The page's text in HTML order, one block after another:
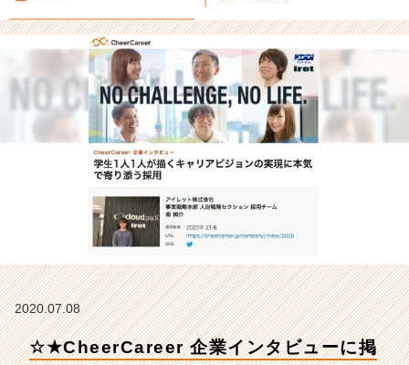
企
業
ン
タ
ビ
ュ
ー
に
掲
載
さ
☆
2020.07.08
☆★CheerCareer 企業インタビューに掲